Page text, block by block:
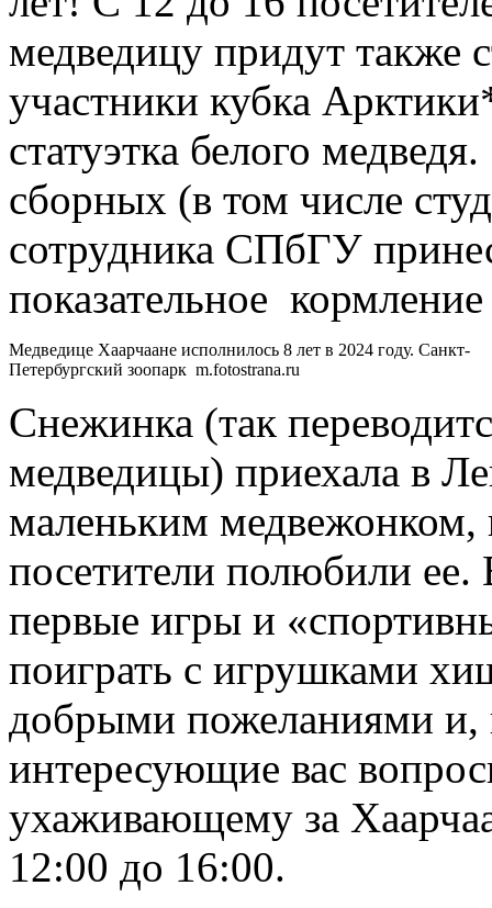
медведицу придут также
участники кубка
статуэтка белого
сборных (в том числе
сотрудника СПбГУ
показательное
Медведице Хаарчаане исполнилось 8 лет в 2024 году. Санкт-
Петербургский зоопарк m.fotostrana.ru
Снежинка (так
медведицы) приехала в
маленьким медвежонком,
посетители полюбили ее.
первые игры и
поиграть с игрушками
добрыми пожеланиями и,
интересующие вас
ухаживающему за
12:00 до 16:00.